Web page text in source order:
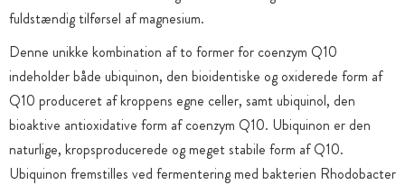
fuldstændig tilførsel af magnesium.
Denne unikke kombination af to former for coenzym Q10
indeholder både ubiquinon, den bioidentiske og oxiderede form af
Q10 produceret af kroppens egne celler, samt ubiquinol, den
bioaktive antioxidative form af coenzym Q10. Ubiquinon er den
naturlige, kropsproducerede og meget stabile form af Q10.
Ubiquinon fremstilles ved fermentering med bakterien Rhodobacter